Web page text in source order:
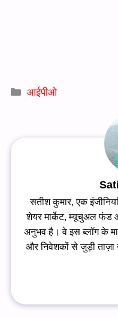
Categories
आईपीओ
सतीश कुमार, एक
शेयर मार्केट, म्यूचुअल फंड
अनुभव है। वे इस ब्लॉग के
और निवेशकों से जुड़ी